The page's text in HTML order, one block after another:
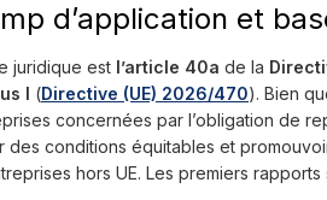
d’application et
juridique est l’article 40a de la
I (Directive (UE) 2026/470). Bien
concernées par l’obligation de
des conditions équitables et
hors UE. Les premiers rapports